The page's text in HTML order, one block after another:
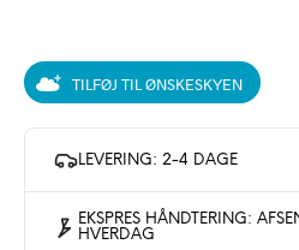
TILFØJ TIL ØNSKESKYEN
LEVERING: 2-4 DAGE
EKSPRES HÅNDTERING:
HVERDAG